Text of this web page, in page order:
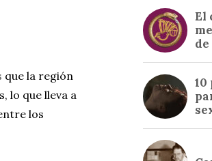
que la región
lo que lleva a
los